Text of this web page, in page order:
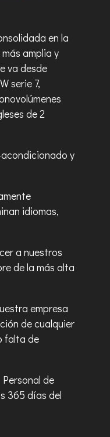
en la
amplia y
va desde
serie 7,
de 2
y
idiomas,
a nuestros
de la más alta
empresa
de cualquier
falta de
de
365 días del